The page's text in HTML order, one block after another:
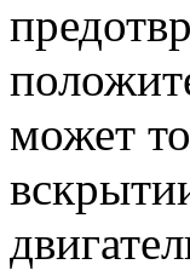
может